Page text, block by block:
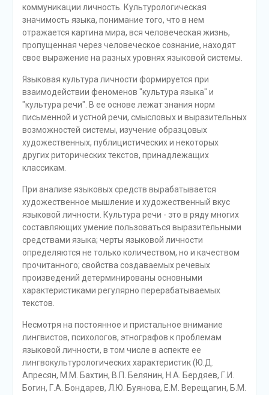
коммуникации личность. Культурологическая
значимость языка, понимание того, что в нем
отражается картина мира, вся человеческая жизнь,
пропущенная через человеческое сознание, находят
свое выражение на разных уровнях языковой системы.
Языковая культура личности формируется при
взаимодействии феноменов "культура языка" и
"культура речи". В ее основе лежат знания норм
письменной и устной речи, смысловых и выразительных
возможностей системы, изучение образцовых
художественных, публицистических и некоторых
других риторических текстов, принадлежащих
классикам.
При анализе языковых средств вырабатывается
художественное мышление и художественный вкус
языковой личности. Культура речи - это в ряду многих
составляющих умение пользоваться выразительными
средствами языка; черты языковой личности
определяются не только количеством, но и качеством
прочитанного; свойства создаваемых речевых
произведений детерминированы основными
характеристиками регулярно перерабатываемых
текстов.
Несмотря на постоянное и пристальное внимание
лингвистов, психологов, этнографов к проблемам
языковой личности, в том числе в аспекте ее
лингвокультурологических характеристик (Ю.Д.
Апресян, М.М. Бахтин, В.П. Белянин, Н.А. Бердяев, Г.И.
Богин, Г.А. Бондарев, Л.Ю. Буянова, Е.М. Верещагин, Б.М.